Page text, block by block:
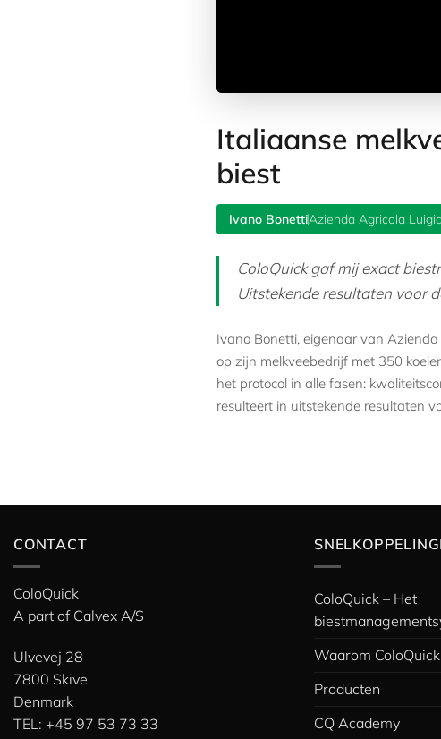
Italiaanse
biest
Ivano BonettiAzienda Agricola
ColoQuick gaf mij exact
Uitstekende resultaten voor
Ivano Bonetti, eigenaar van
op zijn melkveebedrijf met 350
het protocol in alle fasen:
resulteert in uitstekende resultaten
CONTACT
ColoQuick
A part of Calvex A/S
Ulvevej 28
7800 Skive
Denmark
TEL: +45 97 53 73 33
ColoQuick – Het
Waarom ColoQuick
Producten
CQ Academy